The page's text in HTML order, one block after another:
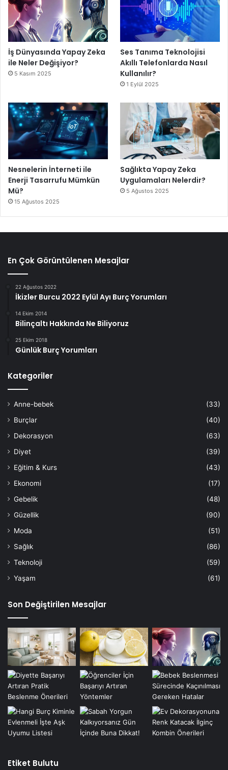
İş Dünyasında Yapay Zeka
ile Neler Değişiyor?
5 Kasım 2025
Ses Tanıma Teknolojisi
Akıllı Telefonlarda Nasıl
Kullanılır?
1 Eylül 2025
Nesnelerin İnterneti ile
Enerji Tasarrufu Mümkün
Mü?
15 Ağustos 2025
Sağlıkta Yapay Zeka
Uygulamaları Nelerdir?
5 Ağustos 2025
En Çok Görüntülenen Mesajlar
22 Ağustos 2022
İkizler Burcu 2022 Eylül Ayı Burç Yorumları
14 Ekim 2014
Bilinçaltı Hakkında Ne Biliyoruz
25 Ekim 2018
Günlük Burç Yorumları
Kategoriler
Anne-bebek
(33)
Burçlar
(40)
Dekorasyon
(63)
Diyet
(39)
Eğitim & Kurs
(43)
Ekonomi
(17)
Gebelik
(48)
Güzellik
(90)
Moda
(51)
Sağlık
(86)
Teknoloji
(59)
Yaşam
(61)
Son Değiştirilen Mesajlar
Etiket Bulutu